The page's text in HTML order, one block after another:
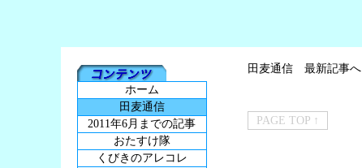
ホーム
田麦通信
2011年6月までの記事
おたすけ隊
くびきのアレコレ
田麦通信 最新記事へ
PAGE TOP ↑